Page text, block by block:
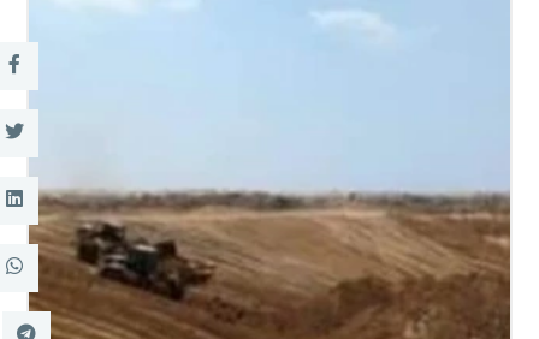
الإستشارات
المراكز المعاهد المجمعات العمادات
تواصل معنا خريطة الموقع